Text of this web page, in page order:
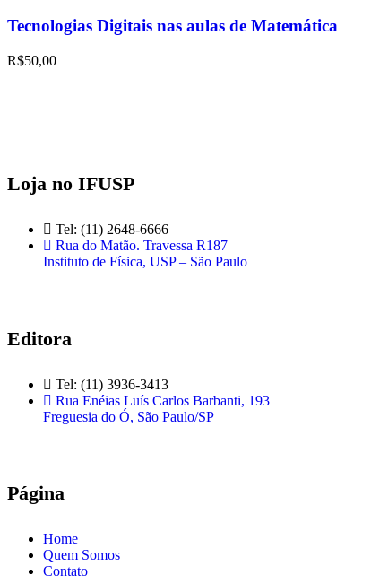
Tecnologias Digitais nas aulas de Matemática
R$50,00
Loja no IFUSP
Tel: (11) 2648-6666
Rua do Matão. Travessa R187
Instituto de Física, USP – São Paulo
Editora
Tel: (11) 3936-3413
Rua Enéias Luís Carlos Barbanti, 193
Freguesia do Ó, São Paulo/SP
Página
Home
Quem Somos
Contato